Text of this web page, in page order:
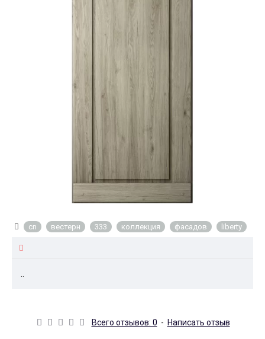
cn вестерн 333 коллекция фасадов liberty
..
Всего отзывов: 0 - Написать отзыв